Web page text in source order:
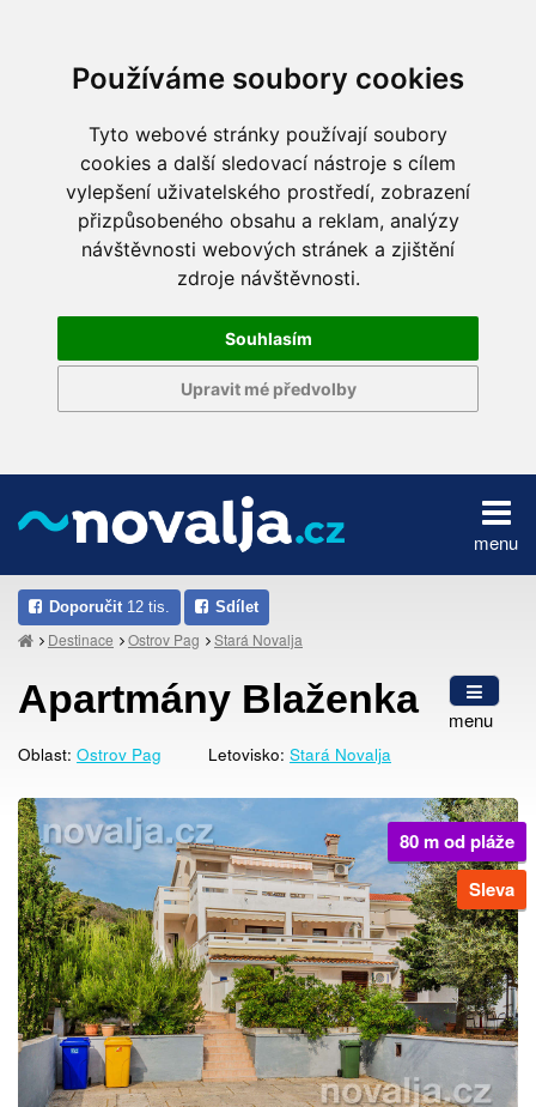
Používáme soubory cookies
Tyto webové stránky používají soubory
cookies a další sledovací nástroje s cílem
vylepšení uživatelského prostředí, zobrazení
přizpůsobeného obsahu a reklam, analýzy
návštěvnosti webových stránek a zjištění
zdroje návštěvnosti.
Souhlasím
Upravit mé předvolby
menu
Doporučit 12 tis. Sdílet
Destinace Ostrov Pag Stará Novalja
menu
Apartmány Blaženka
Oblast: Ostrov Pag Letovisko: Stará Novalja
80 m od pláže
Sleva